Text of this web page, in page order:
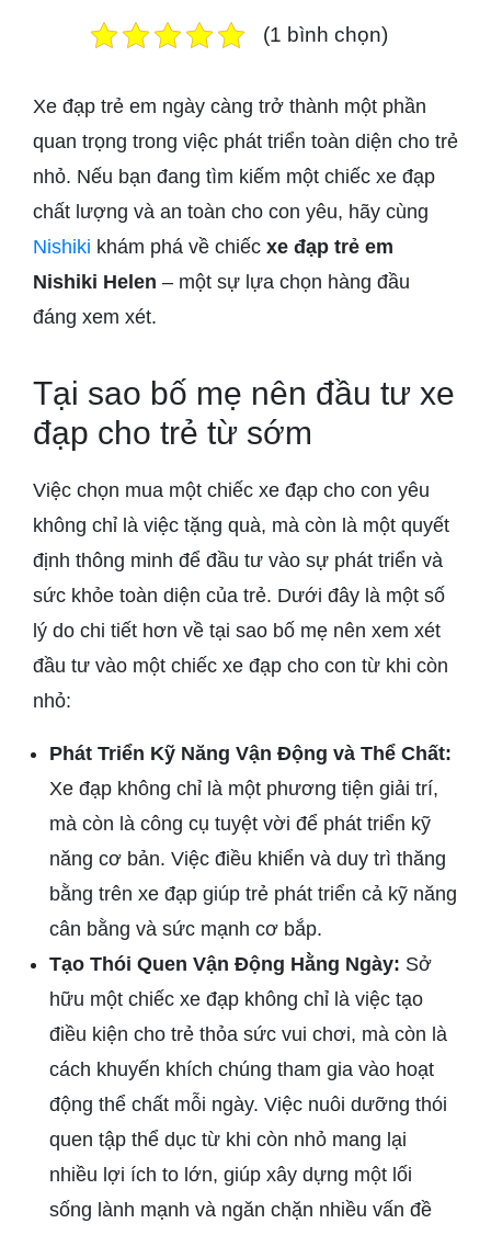
(1 bình chọn)
Xe đạp trẻ em ngày càng trở thành một phần
quan trọng trong việc phát triển toàn diện cho trẻ
nhỏ. Nếu bạn đang tìm kiếm một chiếc xe đạp
chất lượng và an toàn cho con yêu, hãy cùng
Nishiki khám phá về chiếc xe đạp trẻ em
Nishiki Helen – một sự lựa chọn hàng đầu
đáng xem xét.
Tại sao bố mẹ nên đầu tư xe
đạp cho trẻ từ sớm
Việc chọn mua một chiếc xe đạp cho con yêu
không chỉ là việc tặng quà, mà còn là một quyết
định thông minh để đầu tư vào sự phát triển và
sức khỏe toàn diện của trẻ. Dưới đây là một số
lý do chi tiết hơn về tại sao bố mẹ nên xem xét
đầu tư vào một chiếc xe đạp cho con từ khi còn
nhỏ:
Phát Triển Kỹ Năng Vận Động và Thể Chất:
Xe đạp không chỉ là một phương tiện giải trí,
mà còn là công cụ tuyệt vời để phát triển kỹ
năng cơ bản. Việc điều khiển và duy trì thăng
bằng trên xe đạp giúp trẻ phát triển cả kỹ năng
cân bằng và sức mạnh cơ bắp.
Tạo Thói Quen Vận Động Hằng Ngày: Sở
hữu một chiếc xe đạp không chỉ là việc tạo
điều kiện cho trẻ thỏa sức vui chơi, mà còn là
cách khuyến khích chúng tham gia vào hoạt
động thể chất mỗi ngày. Việc nuôi dưỡng thói
quen tập thể dục từ khi còn nhỏ mang lại
nhiều lợi ích to lớn, giúp xây dựng một lối
sống lành mạnh và ngăn chặn nhiều vấn đề